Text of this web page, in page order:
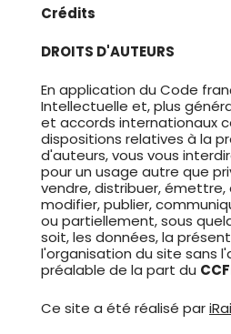
Crédits
DROITS D'AUTEURS
En application du Code
Intellectuelle et, plus
et accords internationaux
dispositions relatives à la
d'auteurs, vous vous
pour un usage autre que
vendre, distribuer,
modifier, publier,
ou partiellement, sous
soit, les données, la
l'organisation du site sans
préalable de la part du
Ce site a été réalisé par